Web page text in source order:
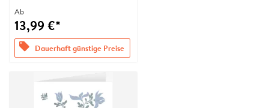
Ab
13,99 €*
offers Dauerhaft günstige Preise